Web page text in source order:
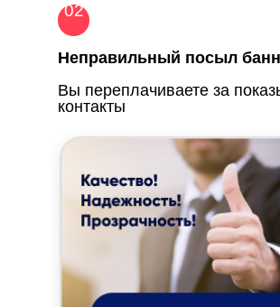
Неправильный посыл
Вы переплачиваете за
контакты
02